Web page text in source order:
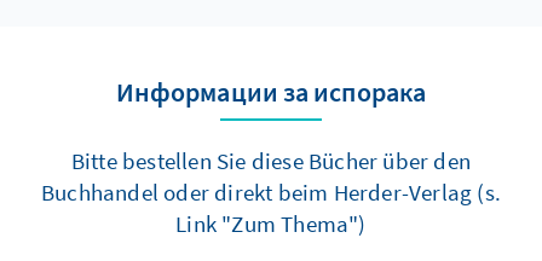
Информации за испорака
Bitte bestellen Sie diese Bücher über den
Buchhandel oder direkt beim Herder-Verlag (s.
Link "Zum Thema")